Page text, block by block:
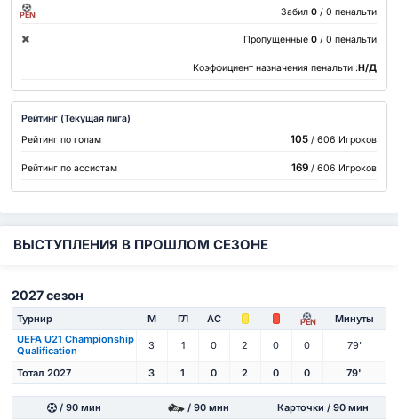
PEN Забил 0 / 0 пенальти
Пропущенные 0 / 0 пенальти
Коэффициент назначения пенальти :Н/Д
Рейтинг (Текущая лига)
Рейтинг по голам
105/ 606 Игроков
Рейтинг по ассистам 169/ 606 Игроков
ВЫСТУПЛЕНИЯ В ПРОШЛОМ СЕЗОНЕ
2027 сезон
Турнир М ГЛ АС PEN
Минуты
UEFA U21 Championship
Qualification
3 1 0 2 0 0 79'
Тотал 2027 3 1 0 2 0 0 79'
/ 90 мин / 90 мин Карточки / 90 мин